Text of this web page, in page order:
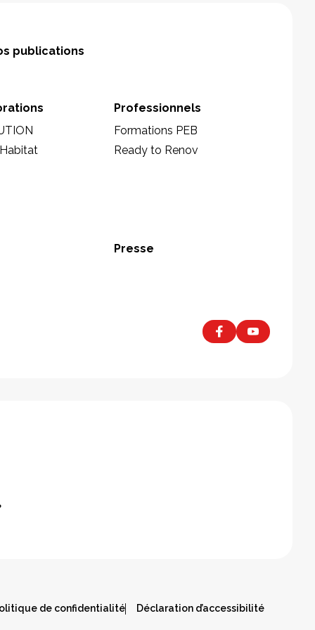
publications
Professionnels
Formations PEB
Ready to Renov
Presse
de confidentialité Déclaration d’accessibilité